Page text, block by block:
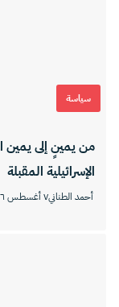
سياسة
من يمينٍ إلى يمين
الإسرائيلية المقبلة
أحمد الطناني٧ أغسطس ٢٠٢٦